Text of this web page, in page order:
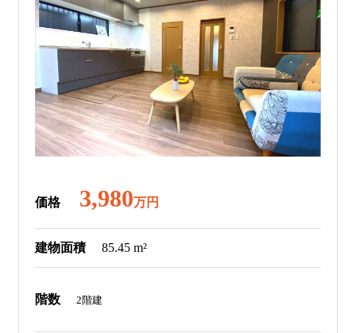
価格 3,980万円
建物面積 85.45 m²
階数 2階建